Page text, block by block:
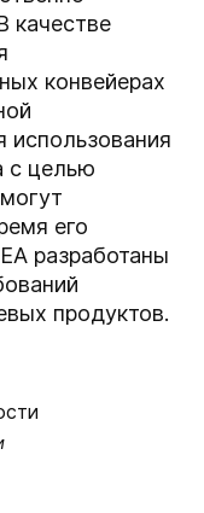
качестве
конвейерах
использования
с целью
его
разработаны
продуктов.